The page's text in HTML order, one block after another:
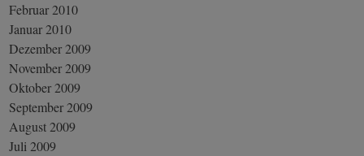
Februar 2010
Januar 2010
Dezember 2009
November 2009
Oktober 2009
September 2009
August 2009
Juli 2009